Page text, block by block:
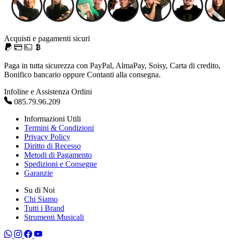
Acquisti e pagamenti sicuri
Paga in tutta sicurezza con PayPal, AlmaPay, Soisy, Carta di credito,
Bonifico bancario oppure Contanti alla consegna.
Infoline e Assistenza Ordini
085.79.96.209
Informazioni Utili
Termini & Condizioni
Privacy Policy
Diritto di Recesso
Metodi di Pagamento
Spedizioni e Consegne
Garanzie
Su di Noi
Chi Siamo
Tutti i Brand
Strumenti Musicali